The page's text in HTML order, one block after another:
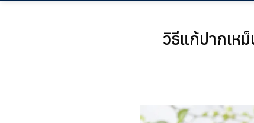
วิธีแก้ปากเห